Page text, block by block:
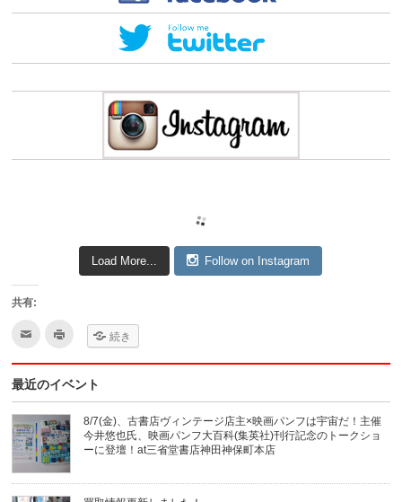
Load More... Follow on Instagram
共有:
ク
し
て
達
へ
メ
ー
ル
で
送
信
(新
ク
て
刷
(新
し
い
ウ
ィ
ン
ド
ウ
続き
最近のイベント
8/7(金)、古書店ヴィンテージ店主×映画パンフは宇宙だ！主催
今井悠也氏、映画パンフ大百科(集英社)刊行記念のトークショ
ーに登壇！at三省堂書店神田神保町本店